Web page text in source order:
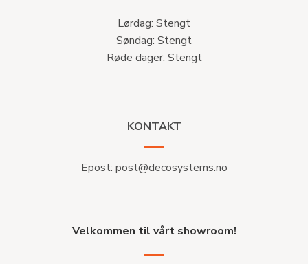
Lørdag: Stengt
Søndag: Stengt
Røde dager: Stengt
KONTAKT
Epost: post@decosystems.no
Velkommen til vårt showroom!